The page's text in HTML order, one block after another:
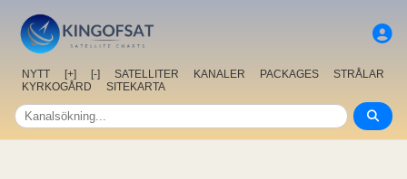
NYTT [+] [-] SATELLITER KANALER PACKAGES
STRÅLAR
KYRKOGÅRD
SITEKARTA